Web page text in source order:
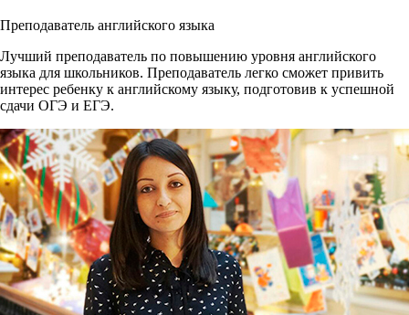
Преподаватель английского языка
Лучший преподаватель по повышению уровня английского
языка для школьников. Преподаватель легко сможет привить
интерес ребенку к английскому языку, подготовив к успешной
сдачи ОГЭ и ЕГЭ.